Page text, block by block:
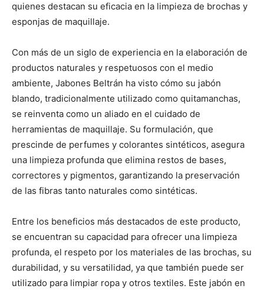
quienes destacan su eficacia en la limpieza de brochas y
esponjas de maquillaje.
Con más de un siglo de experiencia en la elaboración de
productos naturales y respetuosos con el medio
ambiente, Jabones Beltrán ha visto cómo su jabón
blando, tradicionalmente utilizado como quitamanchas,
se reinventa como un aliado en el cuidado de
herramientas de maquillaje. Su formulación, que
prescinde de perfumes y colorantes sintéticos, asegura
una limpieza profunda que elimina restos de bases,
correctores y pigmentos, garantizando la preservación
de las fibras tanto naturales como sintéticas.
Entre los beneficios más destacados de este producto,
se encuentran su capacidad para ofrecer una limpieza
profunda, el respeto por los materiales de las brochas, su
durabilidad, y su versatilidad, ya que también puede ser
utilizado para limpiar ropa y otros textiles. Este jabón en